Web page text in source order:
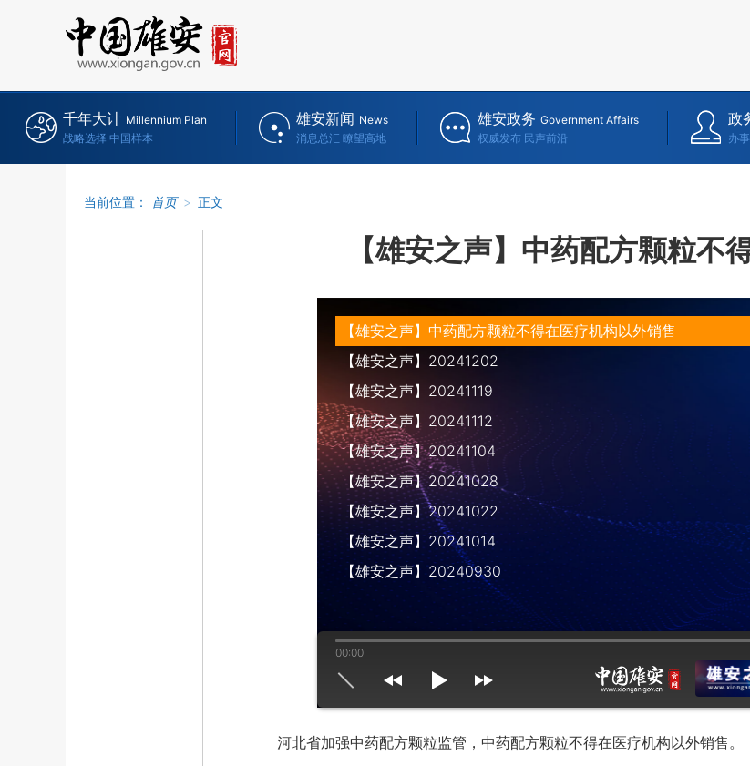
千年大计 Millennium Plan
战略选择 中国样本
雄安新闻 News
消息总汇 瞭望高地
雄安政务 Government Affairs
权威发布 民声前沿
政
办
当前位置： 首页 > 正文
【雄安之声】中药配方颗粒不
【雄安之声】中药配方颗粒不得在医疗机构以外销售
【雄安之声】20241202
【雄安之声】20241119
【雄安之声】20241112
【雄安之声】20241104
【雄安之声】20241028
【雄安之声】20241022
【雄安之声】20241014
【雄安之声】20240930
00:00
mute max volume
河北省加强中药配方颗粒监管，中药配方颗粒不得在医疗机构以外销售。